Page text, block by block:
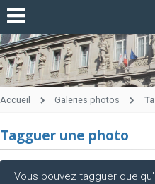
Accueil Galeries photos
Tagguer une photo
Vous pouvez tagguer